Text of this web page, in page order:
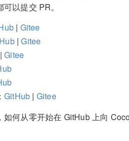
以提交 PR。
| Gitee
|Gitee
|Gitee
GitHub | Gitee
如何从零开始在 GitHub 上向